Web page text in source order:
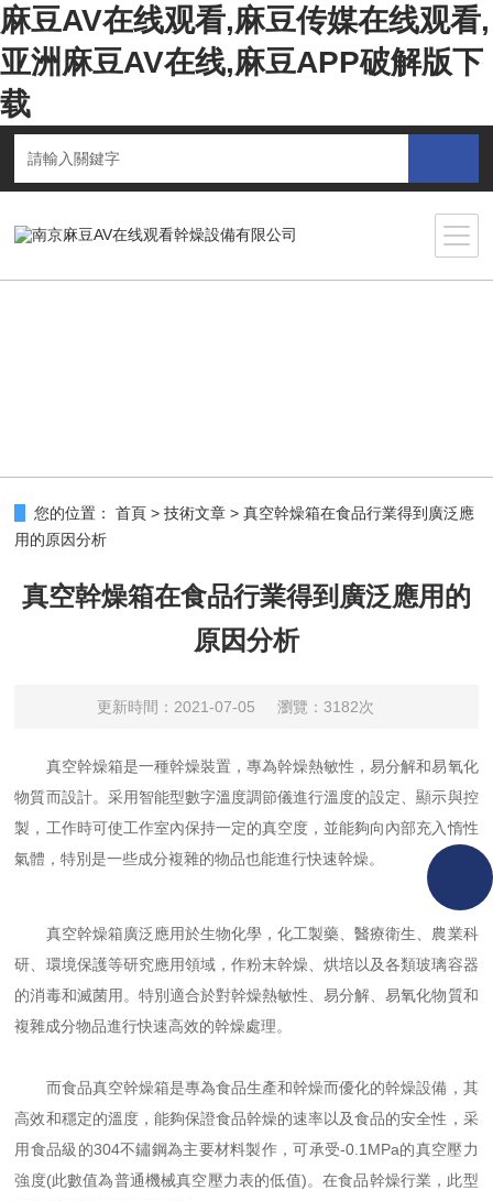
麻豆AV在线观看,麻豆传媒在线观看,
亚洲麻豆AV在线,麻豆APP破解版下
载
您的位置： 首頁 >技術文章 >真空幹燥箱在食品行業得到廣泛應
用的原因分析
真空幹燥箱在食品行業得到廣泛應用的
原因分析
更新時間：2021-07-05 瀏覽：3182次
真空幹燥箱是一種幹燥裝置，專為幹燥熱敏性，易分解和易氧化
物質而設計。采用智能型數字溫度調節儀進行溫度的設定、顯示與控
製，工作時可使工作室內保持一定的真空度，並能夠向內部充入惰性
氣體，特別是一些成分複雜的物品也能進行快速幹燥。
真空幹燥箱廣泛應用於生物化學，化工製藥、醫療衛生、農業科
研、環境保護等研究應用領域，作粉末幹燥、烘培以及各類玻璃容器
的消毒和滅菌用。特別適合於對幹燥熱敏性、易分解、易氧化物質和
複雜成分物品進行快速高效的幹燥處理。
而食品真空幹燥箱是專為食品生產和幹燥而優化的幹燥設備，其
高效和穩定的溫度，能夠保證食品幹燥的速率以及食品的安全性，采
用食品級的304不鏽鋼為主要材料製作，可承受-0.1MPa的真空壓力
強度(此數值為普通機械真空壓力表的低值)。在食品幹燥行業，此型